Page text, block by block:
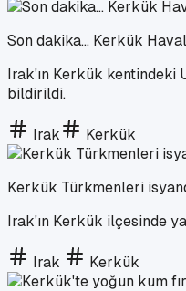
Son dakika... Kerkük
Irak'ın Kerkük kentindeki
bildirildi.
Irak Kerkük
Kerkük Türkmenleri
Irak'ın Kerkük ilçesinde
Irak Kerkük